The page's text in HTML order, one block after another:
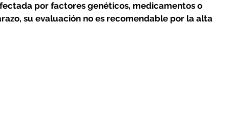
por factores genéticos, medicamentos o
su evaluación no es recomendable por la alta